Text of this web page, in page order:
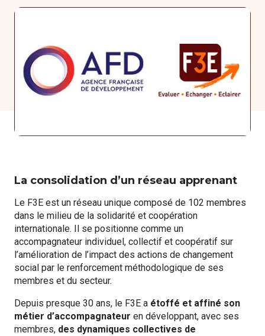
Évènements
La consolidation d’un réseau apprenant
Le F3E est un réseau unique composé de 102 membres
dans le milieu de la solidarité et coopération
internationale. Il se positionne comme un
accompagnateur individuel, collectif et coopératif sur
l’amélioration de l’impact des actions de changement
social par le renforcement méthodologique de ses
membres et du secteur.
Depuis presque 30 ans, le F3E a étoffé et affiné son
métier d’accompagnateur en développant, avec ses
membres, des dynamiques collectives de